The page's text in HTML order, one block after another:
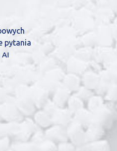
pytania
AI